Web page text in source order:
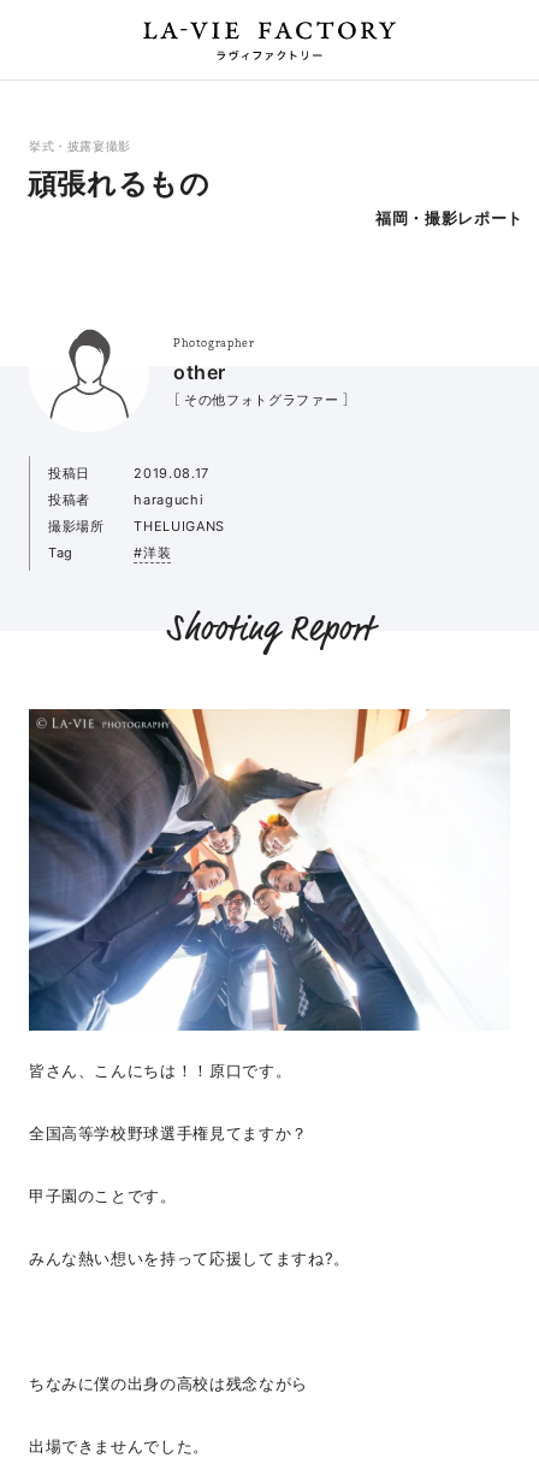
挙式・披露宴撮影
頑張れるもの
福岡・撮影レポート
Photographer
other
［ その他フォトグラファー ］
投稿日
2019.08.17
投稿者
haraguchi
撮影場所
THELUIGANS
Tag
#洋装
Shooting Report
皆さん、こんにちは！！原口です。
全国高等学校野球選手権見てますか？
甲子園のことです。
みんな熱い想いを持って応援してますね?。
ちなみに僕の出身の高校は残念ながら
出場できませんでした。